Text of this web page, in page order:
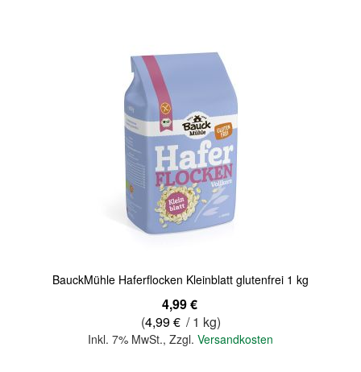
BauckMühle Haferflocken Kleinblatt glutenfrei 1 kg
4,99 €
(4,99 € / 1 kg)
Inkl. 7% MwSt., Zzgl. Versandkosten